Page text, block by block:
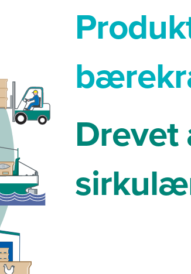
Drevet